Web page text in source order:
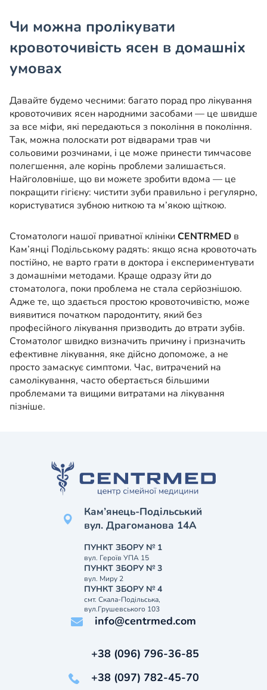
Чи можна пролікувати
кровоточивість ясен в домашніх
умовах
Давайте будемо чесними: багато порад про лікування
кровоточивих ясен народними засобами — це швидше
за все міфи, які передаються з покоління в покоління.
Так, можна полоскати рот відварами трав чи
сольовими розчинами, і це може принести тимчасове
полегшення, але корінь проблеми залишається.
Найголовніше, що ви можете зробити вдома — це
покращити гігієну: чистити зуби правильно і регулярно,
користуватися зубною ниткою та м’якою щіткою.
Стоматологи нашої приватної клініки CENTRMED в
Кам’янці Подільському радять: якщо ясна кровоточать
постійно, не варто грати в доктора і експериментувати
з домашніми методами. Краще одразу йти до
стоматолога, поки проблема не стала серйознішою.
Адже те, що здається простою кровоточивістю, може
виявитися початком пародонтиту, який без
професійного лікування призводить до втрати зубів.
Стоматолог швидко визначить причину і призначить
ефективне лікування, яке дійсно допоможе, а не
просто замаскує симптоми. Час, витрачений на
самолікування, часто обертається більшими
проблемами та вищими витратами на лікування
пізніше.
Кам’янець-Подільський
вул. Драгоманова 14А
ПУНКТ ЗБОРУ № 1
вул. Героїв УПА 15
ПУНКТ ЗБОРУ № 3
вул. Миру 2
ПУНКТ ЗБОРУ № 4
смт. Скала-Подільська,
вул.Грушевського 103
info@centrmed.com
+38 (096) 796-36-85
+38 (097) 782-45-70